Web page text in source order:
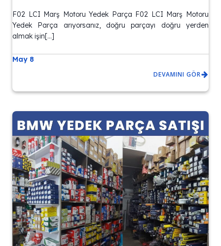
F02 LCI Marş Motoru Yedek Parça F02 LCI Marş Motoru
Yedek Parça arıyorsanız, doğru parçayı doğru yerden
almak işin[…]
May 8
DEVAMINI GÖR